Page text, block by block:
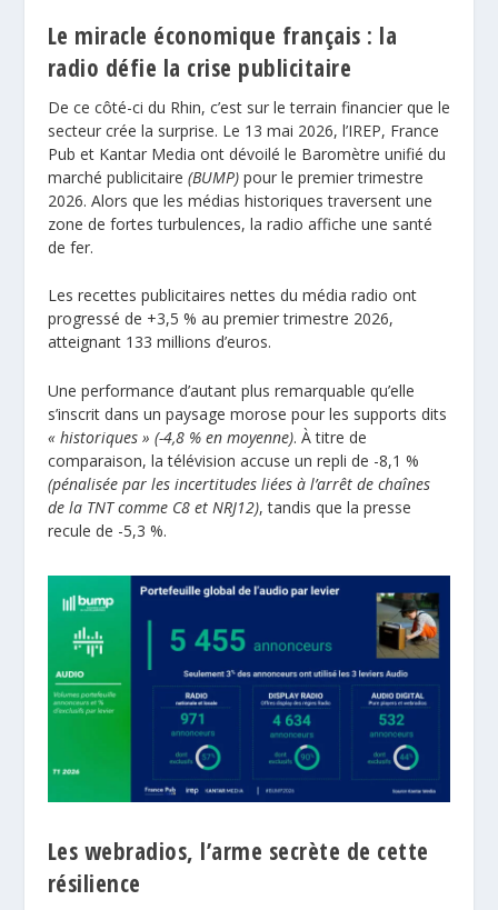
Le miracle économique français : la
radio défie la crise publicitaire
De ce côté-ci du Rhin, c’est sur le terrain financier que le
secteur crée la surprise. Le 13 mai 2026, l’IREP, France
Pub et Kantar Media ont dévoilé le Baromètre unifié du
marché publicitaire (BUMP)pour le premier trimestre
2026. Alors que les médias historiques traversent une
zone de fortes turbulences, la radio affiche une santé
de fer.
Les recettes publicitaires nettes du média radio ont
progressé de +3,5 % au premier trimestre 2026,
atteignant 133 millions d’euros.
Une performance d’autant plus remarquable qu’elle
s’inscrit dans un paysage morose pour les supports dits
« historiques » (-4,8 % en moyenne). À titre de
comparaison, la télévision accuse un repli de -8,1 %
(pénalisée par les incertitudes liées à l’arrêt de chaînes
de la TNT comme C8 et NRJ12), tandis que la presse
recule de -5,3 %.
Les webradios, l’arme secrète de cette
résilience